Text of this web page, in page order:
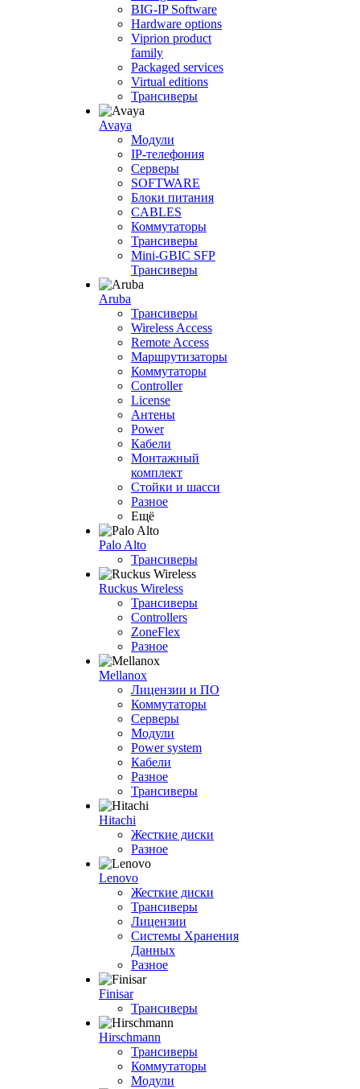
BIG-IP Software
Hardware options
Viprion product
family
Packaged services
Virtual editions
Трансиверы
Avaya
Модули
IP-телефония
Серверы
SOFTWARE
Блоки питания
CABLES
Коммутаторы
Трансиверы
Mini-GBIC SFP
Трансиверы
Aruba
Трансиверы
Wireless Access
Remote Access
Маршрутизаторы
Коммутаторы
Controller
License
Антены
Power
Кабели
Монтажный
комплект
Стойки и шасси
Разное
Ещё
Palo Alto
Трансиверы
Ruckus Wireless
Трансиверы
Controllers
ZoneFlex
Разное
Mellanox
Лицензии и ПО
Коммутаторы
Серверы
Модули
Power system
Кабели
Разное
Трансиверы
Hitachi
Жесткие диски
Разное
Lenovo
Жесткие диски
Трансиверы
Лицензии
Системы Хранения
Данных
Разное
Finisar
Трансиверы
Hirschmann
Трансиверы
Коммутаторы
Модули